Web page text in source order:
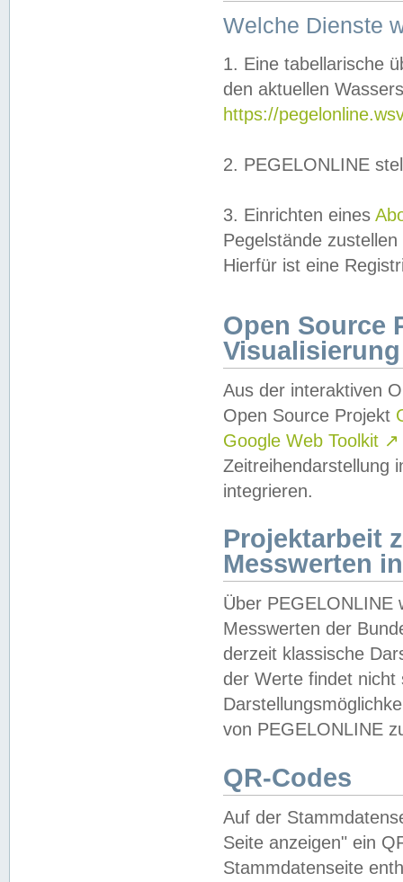
Welche Dienste
1. Eine tabellarische
den aktuellen
https://
2. PEGELONLINE
3. Einrichten eines
Pegelstände
Hierfür ist eine
Open Source
Visualisierung
Aus der interaktiven
Open Source Projekt
Google Web Toolkit ↗
Zeitreihendarstellung
integrieren.
Projektarbeit
Messwerten
Über PEGELONLINE
Messwerten der
derzeit klassische
der Werte findet
von PEGELONLINE
QR-Codes
Auf der
Seite anzeigen" ein
Stammdatenseite